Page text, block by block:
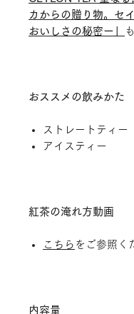
カからの贈り物。セ
おいしさの秘密ー」
おススメの飲みかた
ストレートティー
アイスティー
紅茶の淹れ方動画
こちら をご参照く
内容量